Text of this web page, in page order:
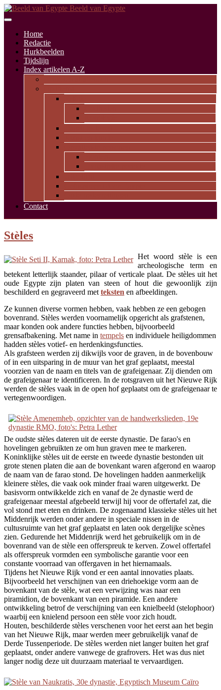
Beeld van Egypte
Home
Redactie
Hurkbeelden
Tijdslijn
Index artikelen A-Z
Contact
Stèles
Het woord stèle is een
archeologische term en
betekent letterlijk staander, pilaar of verticale plaat. De stèles uit het
oude Egypte zijn platen van steen of hout die gewoonlijk zijn
beschilderd en gegraveerd met teksten en afbeeldingen.
Ze kunnen diverse vormen hebben, vaak hebben ze een gebogen
bovenrand. Stèles werden voornamelijk opgericht als grafstenen,
maar konden ook andere functies hebben, bijvoorbeeld
grensafbakening. Met name in tempels en individuele heiligdommen
hadden stèles votief- en herdenkingsfuncties.
Als grafsteen werden zij dikwijls voor de graven, in de bovenbouw
of in een uitsparing in de muur van het graf geplaatst, meestal
voorzien van de naam en titels van de grafeigenaar. Zij dienden om
de grafeigenaar te identificeren. In de rotsgraven uit het Nieuwe Rijk
werden de stèles vaak in de open hof geplaatst om de grafeigenaar te
vertegenwoordigen.
De oudste stèles dateren uit de eerste dynastie. De farao's en
hovelingen gebruikten ze om hun graven mee te markeren.
Koninklijke stèles uit de eerste en tweede dynastie bestonden uit
grote stenen platen die aan de bovenkant waren afgerond en waarop
de naam van de farao stond. De hovelingen hadden aanmerkelijk
kleinere stèles, die vaak ook minder fraai waren uitgewerkt. De
basisvorm ontwikkelde zich en vanaf de 2e dynastie werd de
grafeigenaar meestal afgebeeld terwijl hij voor de offertafel zat, die
vol stond met eten en drinken. De zogenaamd klassieke stèles uit het
Middenrijk werden onder andere in speciale nissen in de
cultusruimte van het graf geplaatst en laten ook dergelijke scènes
zien. Gedurende het Middenrijk werd het gebruikelijk om in de
bovenrand van de stèle een offerspreuk te kerven. Zowel offertafel
als offerspreuk vormden een symbolische garantie voor een
constante voorraad van offergaven in het hiernamaals.
Tijdens het Nieuwe Rijk vond er een aantal innovaties plaats.
Bijvoorbeeld het verschijnen van een driehoekige vorm aan de
bovenkant van de stèle, wat een verwijzing was naar een
piramidion, de bovenkant van een piramide. Een andere
ontwikkeling betrof de verschijning van een knielbeeld (stelophoor)
waarbij een knielend persoon een stèle voor zich houdt.
Houten, beschilderde stèles verschenen voor het eerst aan het begin
van het Nieuwe Rijk, maar werden meer gebruikelijk vanaf de
Derde Tussenperiode. De stèles werden niet langer buiten het graf
geplaatst, onder andere vanwege de grafrovers. Het was dus niet
langer nodig deze uit duurzaam materiaal te vervaardigen.